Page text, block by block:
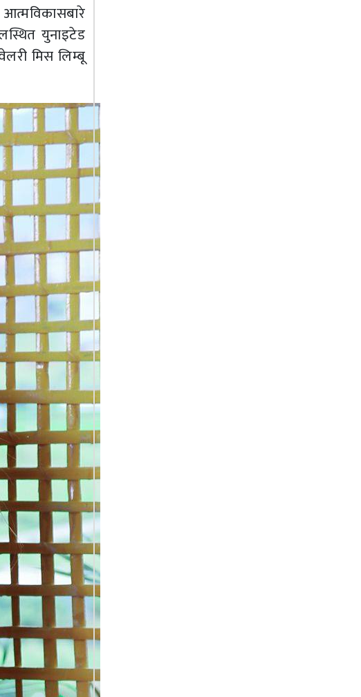
युनाइटेड
मिस लिम्बू